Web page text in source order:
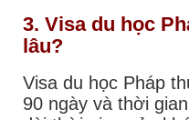
3. Visa du học
lâu?
Visa du học Pháp
90 ngày và thời